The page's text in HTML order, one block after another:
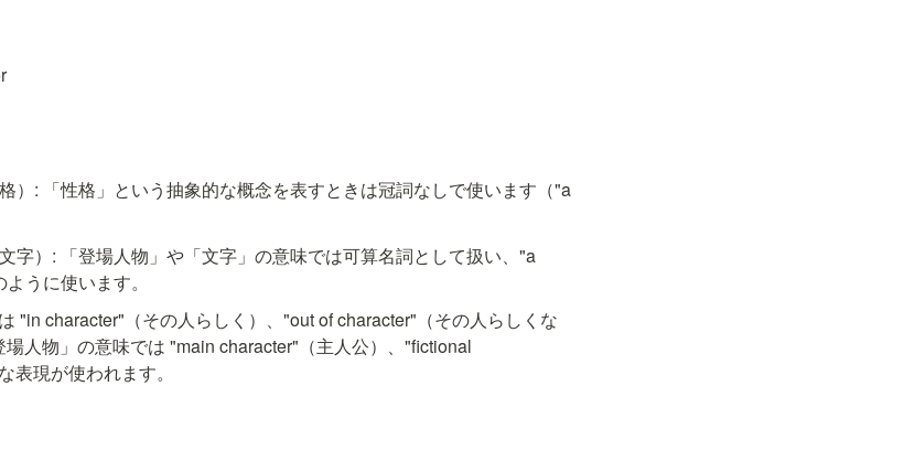
）: 「性格」という抽象的な概念を表すときは冠詞なしで使います（"a
字）: 「登場人物」や「文字」の意味では可算名詞として扱い、"a
うに使います。
"in character"（その人らしく）、"out of character"（その人らしくな
人物」の意味では "main character"（主人公）、"fictional
表現が使われます。